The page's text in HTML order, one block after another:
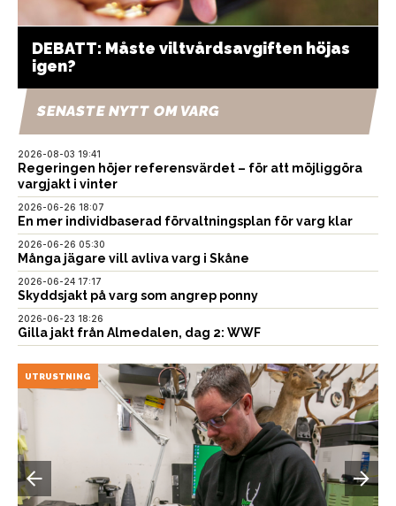
DEBATT: Måste viltvårdsavgiften höjas
igen?
SENASTE NYTT OM VARG
2026-08-03 19:41
Regeringen höjer referensvärdet – för att möjliggöra
vargjakt i vinter
2026-06-26 18:07
En mer individbaserad förvaltningsplan för varg klar
2026-06-26 05:30
Många jägare vill avliva varg i Skåne
2026-06-24 17:17
Skyddsjakt på varg som angrep ponny
2026-06-23 18:26
Gilla jakt från Almedalen, dag 2: WWF
UTRUSTNING